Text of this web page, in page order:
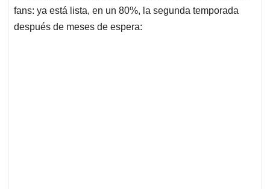
fans: ya está lista, en un 80%, la segunda temporada
después de meses de espera: